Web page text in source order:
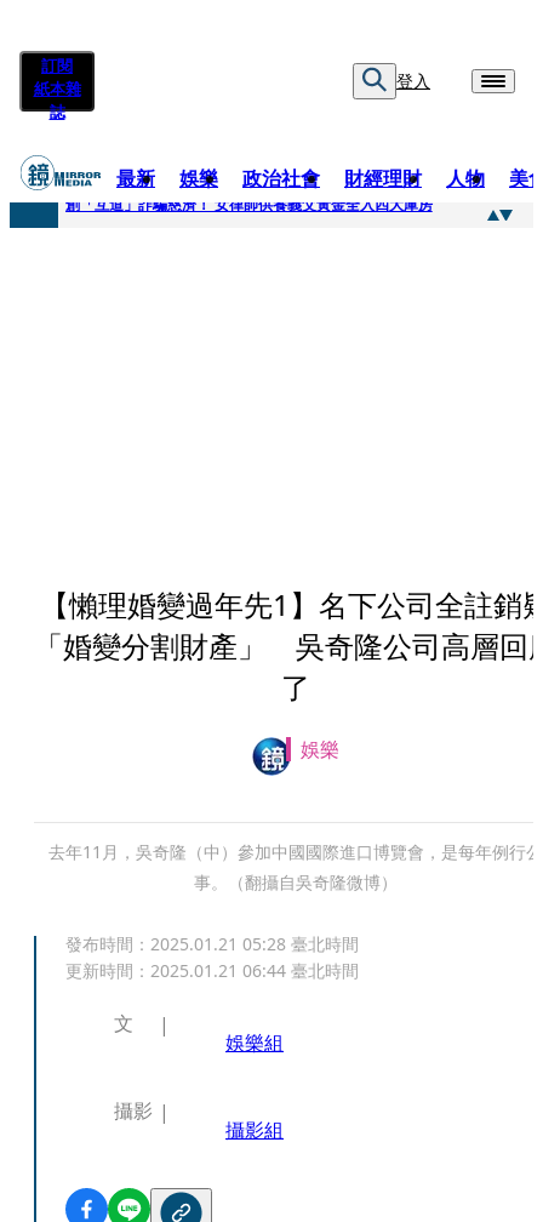
訂閱
紙本雜
誌
登入
最新 娛樂 政治社會 財經理財 人物 美
快訊
創「互道」詐騙慈濟！ 女律師供養義父黃金全入四大庫房
【懶理婚變過年先1】名下公司全註銷
「婚變分割財產」 吳奇隆公司高層回
了
娛樂
去年11月，吳奇隆（中）參加中國國際進口博覽會，是每年例行公
事。（翻攝自吳奇隆微博）
發布時間： 2025.01.21 05:28 臺北時間
更新時間： 2025.01.21 06:44 臺北時間
文
娛樂組
攝影
攝影組